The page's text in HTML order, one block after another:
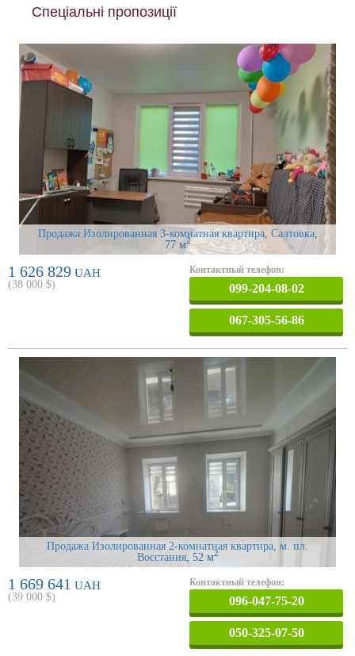
Спеціальні пропозиції
Продажа Изолированная 3-комнатная квартира, Салтовка,
77 м2
1 626 829 UAH
(38 000 $)
Контактный телефон:
099-204-08-02
067-305-56-86
Продажа Изолированная 2-комнатная квартира, м. пл.
Восстания, 52 м2
1 669 641 UAH
(39 000 $)
Контактный телефон:
096-047-75-20
050-325-07-50